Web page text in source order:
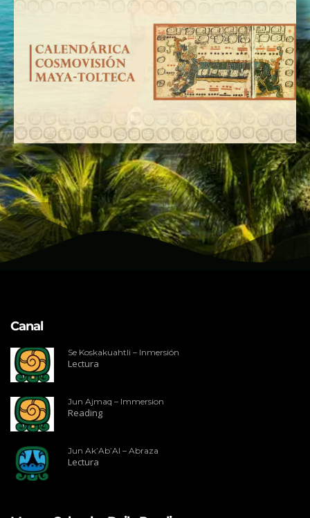
Canal
Se Koskakuahtli – Inmersión
Lectura
Jun Ajmaq – Immersion
Reading
Jun Ak’Ab’Al – Abraza
Lectura